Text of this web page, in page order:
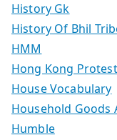
History Gk
History Of Bhil
HMM
Hong Kong Protest
House Vocabulary
Household Goods
Humble